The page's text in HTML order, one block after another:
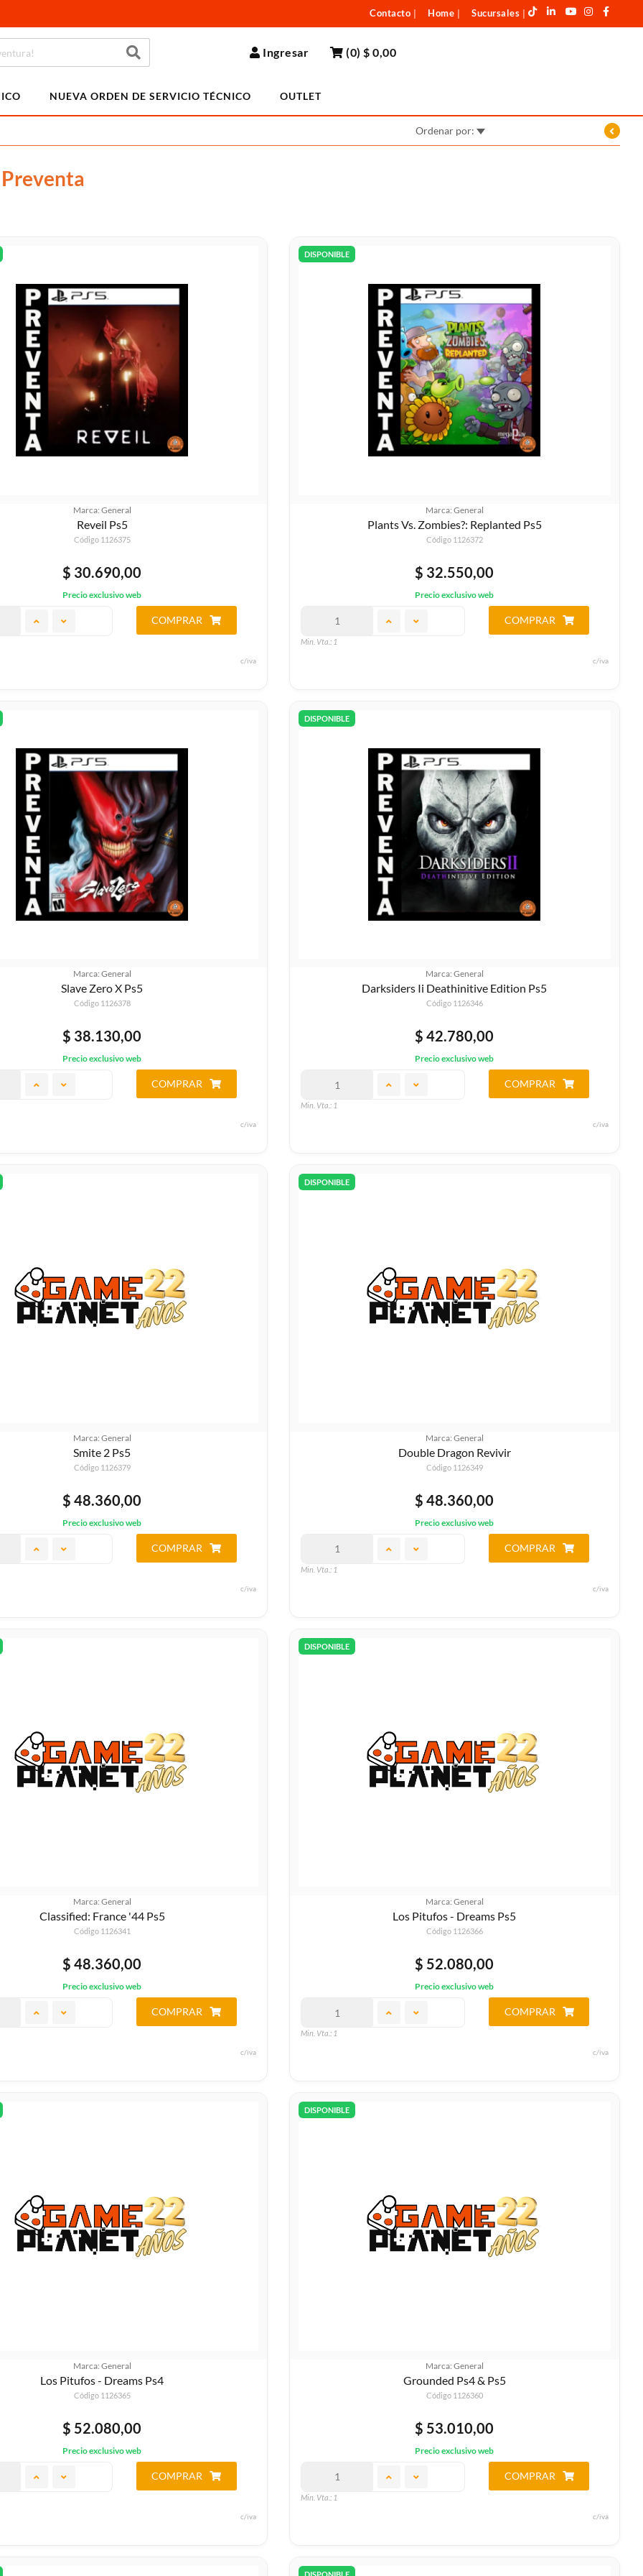
Contacto Home Sucursales
Ingresar (0)$ 0,00
NUEVA ORDEN DE SERVICIO TÉCNICO OUTLET
Ordenar por:
Marca: General
Reveil Ps5
Código 1126375
$ 30.690,00
Precio exclusivo web
COMPRAR
c/iva
DISPONIBLE
Marca: General
Plants Vs. Zombies?: Replanted Ps5
Código 1126372
$ 32.550,00
Precio exclusivo web
Min. Vta.: 1
COMPRAR
c/iva
Marca: General
Slave Zero X Ps5
Código 1126378
$ 38.130,00
Precio exclusivo web
COMPRAR
c/iva
DISPONIBLE
Marca: General
Darksiders Ii Deathinitive Edition Ps5
Código 1126346
$ 42.780,00
Precio exclusivo web
Min. Vta.: 1
COMPRAR
c/iva
Marca: General
Smite 2 Ps5
Código 1126379
$ 48.360,00
Precio exclusivo web
COMPRAR
c/iva
DISPONIBLE
Marca: General
Double Dragon Revivir
Código 1126349
$ 48.360,00
Precio exclusivo web
Min. Vta.: 1
COMPRAR
c/iva
Marca: General
Classified: France '44 Ps5
Código 1126341
$ 48.360,00
Precio exclusivo web
COMPRAR
c/iva
DISPONIBLE
Marca: General
Los Pitufos - Dreams Ps5
Código 1126366
$ 52.080,00
Precio exclusivo web
Min. Vta.: 1
COMPRAR
c/iva
Marca: General
Los Pitufos - Dreams Ps4
Código 1126365
$ 52.080,00
Precio exclusivo web
COMPRAR
c/iva
DISPONIBLE
Marca: General
Grounded Ps4 & Ps5
Código 1126360
$ 53.010,00
Precio exclusivo web
Min. Vta.: 1
COMPRAR
c/iva
DISPONIBLE